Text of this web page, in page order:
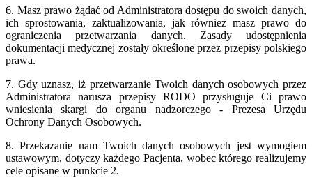
6. Masz prawo żądać od Administratora dostępu do swoich danych,
ich sprostowania, zaktualizowania, jak również masz prawo do
ograniczenia przetwarzania danych. Zasady udostępnienia
dokumentacji medycznej zostały określone przez przepisy polskiego
prawa.
7. Gdy uznasz, iż przetwarzanie Twoich danych osobowych przez
Administratora narusza przepisy RODO przysługuje Ci prawo
wniesienia skargi do organu nadzorczego - Prezesa Urzędu
Ochrony Danych Osobowych.
8. Przekazanie nam Twoich danych osobowych jest wymogiem
ustawowym, dotyczy każdego Pacjenta, wobec którego realizujemy
cele opisane w punkcie 2.